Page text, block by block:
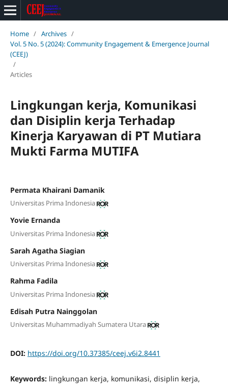
Home / Archives /
Vol. 5 No. 5 (2024): Community Engagement & Emergence Journal
(CEEJ)
/
Articles
Lingkungan kerja, Komunikasi
dan Disiplin kerja Terhadap
Kinerja Karyawan di PT Mutiara
Mukti Farma MUTIFA
Permata Khairani Damanik
Universitas Prima Indonesia
Yovie Ernanda
Universitas Prima Indonesia
Sarah Agatha Siagian
Universitas Prima Indonesia
Rahma Fadila
Universitas Prima Indonesia
Edisah Putra Nainggolan
Universitas Muhammadiyah Sumatera Utara
DOI: https://doi.org/10.37385/ceej.v6i2.8441
Keywords: lingkungan kerja, komunikasi, disiplin kerja,